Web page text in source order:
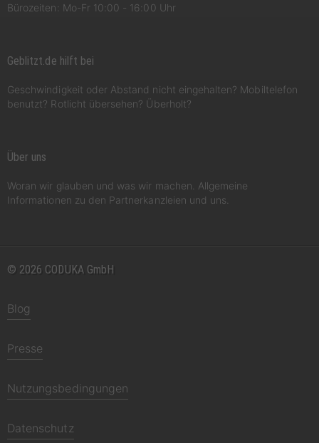
Bürozeiten: Mo-Fr 10:00 - 16:00 Uhr
Geblitzt.de hilft bei
Geschwindigkeit oder Abstand nicht eingehalten? Mobiltelefon
benutzt? Rotlicht übersehen? Überholt?
Über uns
Woran wir glauben und was wir machen. Allgemeine
Informationen zu den Partnerkanzleien und uns.
© 2026 CODUKA GmbH
Blog
Presse
Nutzungsbedingungen
Datenschutz